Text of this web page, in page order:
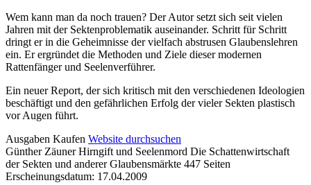
Wem kann man da noch trauen? Der Autor setzt sich seit vielen
Jahren mit der Sektenproblematik auseinander. Schritt für Schritt
dringt er in die Geheimnisse der vielfach abstrusen Glaubenslehren
ein. Er ergründet die Methoden und Ziele dieser modernen
Rattenfänger und Seelenverführer.
Ein neuer Report, der sich kritisch mit den verschiedenen Ideologien
beschäftigt und den gefährlichen Erfolg der vieler Sekten plastisch
vor Augen führt.
Details
und
Inhalte
Ausgaben Kaufen Website durchsuchen
Günther Zäuner Hirngift und Seelenmord Die Schattenwirtschaft
der Sekten und anderer Glaubensmärkte 447 Seiten
Erscheinungsdatum: 17.04.2009